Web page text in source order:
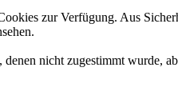
zur Verfügung. Aus
nicht zugestimmt wurde,